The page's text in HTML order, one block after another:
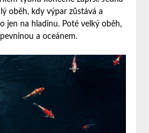
oběh, kdy výpar zůstává a
jen na hladinu. Poté velký oběh,
a oceánem.